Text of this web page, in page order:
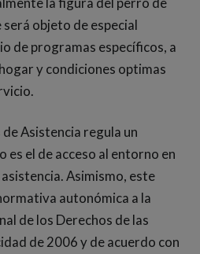
objeto de especial
de programas específicos, a
y condiciones optimas
Asistencia regula un
es el de acceso al entorno en
Asimismo, este
autonómica a la
de los Derechos de las
de 2006 y de acuerdo con